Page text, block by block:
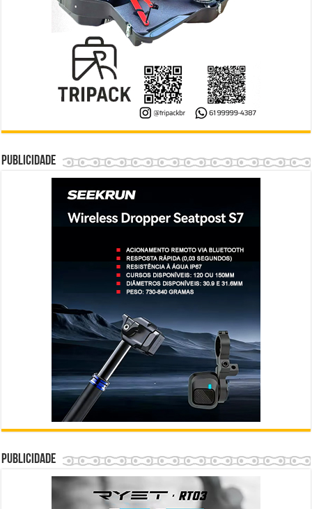
Publicidade
Publicidade